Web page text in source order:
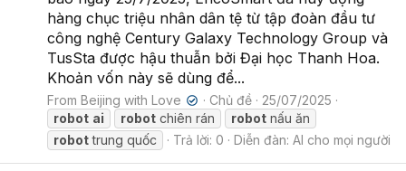
hàng chục triệu nhân dân tệ từ tập đoàn đầu tư
công nghệ Century Galaxy Technology Group và
TusSta được hậu thuẫn bởi Đại học Thanh Hoa.
Khoản vốn này sẽ dùng để...
From Beijing with Love ✔ Chủ đề
25/07/2025
robot ai robot chiên rán robot nấu ăn
robottrung quốc Trả lời: 0 Diễn đàn: AI cho mọi người